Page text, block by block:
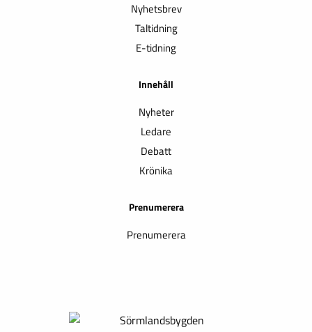
Nyhetsbrev
Taltidning
E-tidning
Innehåll
Nyheter
Ledare
Debatt
Krönika
Prenumerera
Prenumerera